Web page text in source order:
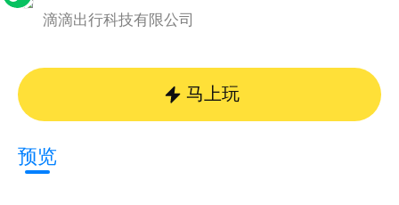
滴滴出行科技有限公司
马上玩
预览